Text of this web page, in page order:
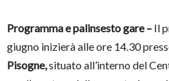
Programma e palinsesto gare – Il
giugno inizierà alle ore 14.30
Pisogne,situato all’interno del